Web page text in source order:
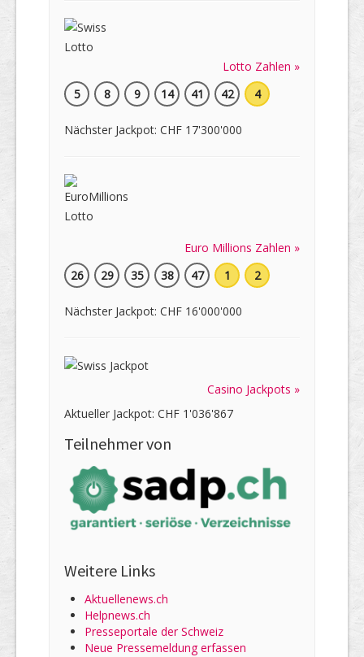
Lotto Zahlen »
5
8 9 14 41 42 4
Nächster Jackpot: CHF 17'300'000
Euro Millions Zahlen »
26
29 35 38 47 1 2
Nächster Jackpot: CHF 16'000'000
Casino Jackpots »
Aktueller Jackpot: CHF 1'036'867
Teilnehmer von
Weitere Links
Aktuellenews.ch
Helpnews.ch
Presseportale der Schweiz
Neue Pressemeldung erfassen